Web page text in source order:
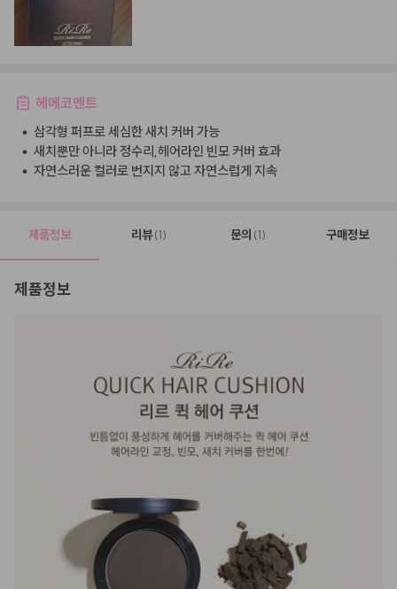
헤메코멘트
• 삼각형 퍼프로 세심한 새치 커버 가능
• 새치뿐만 아니라 정수리,헤어라인 빈모 커버 효과
• 자연스러운 컬러로 번지지 않고 자연스럽게 지속
제품정보 리뷰(1) 문의 (1) 구매정보
제품정보